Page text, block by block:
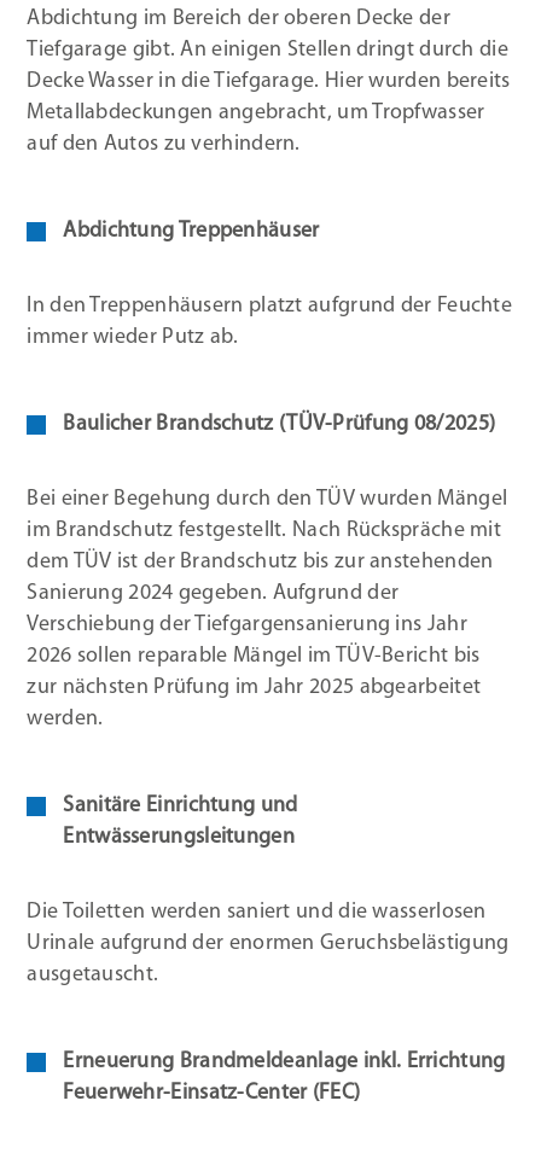
Abdichtung im Bereich der oberen Decke der
Tiefgarage gibt. An einigen Stellen dringt durch die
Decke Wasser in die Tiefgarage. Hier wurden bereits
Metallabdeckungen angebracht, um Tropfwasser
auf den Autos zu verhindern.
Abdichtung Treppenhäuser
In den Treppenhäusern platzt aufgrund der Feuchte
immer wieder Putz ab.
Baulicher Brandschutz (TÜV-Prüfung 08/2025)
Bei einer Begehung durch den TÜV wurden Mängel
im Brandschutz festgestellt. Nach Rückspräche mit
dem TÜV ist der Brandschutz bis zur anstehenden
Sanierung 2024 gegeben. Aufgrund der
Verschiebung der Tiefgargensanierung ins Jahr
2026 sollen reparable Mängel im TÜV-Bericht bis
zur nächsten Prüfung im Jahr 2025 abgearbeitet
werden.
Sanitäre Einrichtung und
Entwässerungsleitungen
Die Toiletten werden saniert und die wasserlosen
Urinale aufgrund der enormen Geruchsbelästigung
ausgetauscht.
Erneuerung Brandmeldeanlage inkl. Errichtung
Feuerwehr-Einsatz-Center (FEC)